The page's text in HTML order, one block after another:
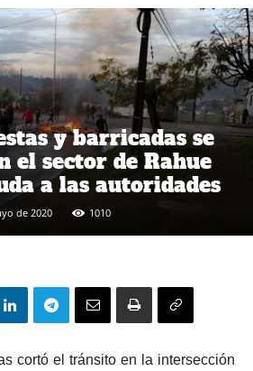
y barricadas se
el sector de Rahue
a las autoridades
de 2020 1010
cortó el tránsito en la intersección